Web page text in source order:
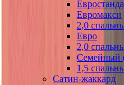
Евромакси
2,0
Евро
2,0
Семейный
1,5
Сатин-жаккард